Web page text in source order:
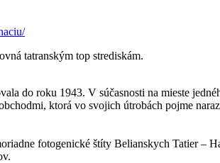
tatranským top strediskám.
do roku 1943. V súčasnosti na mieste
ktorá vo svojich útrobách pojme
fotogenické štíty Belianskych Tatier –